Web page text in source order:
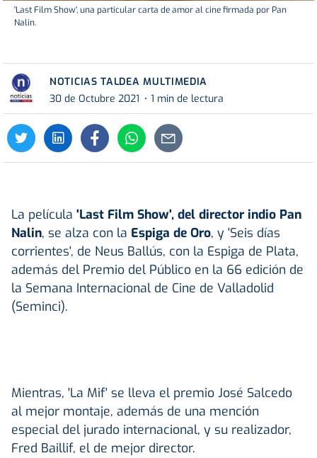
'Last Film Show', una particular carta de amor al cine firmada por Pan
Nalin.
NOTICIAS TALDEA MULTIMEDIA
30 de Octubre 2021
1 min de lectura
La película 'Last Film Show', del director indio Pan
Nalin, se alza con la Espiga de Oro, y 'Seis días
corrientes', de Neus Ballús, con la Espiga de Plata,
además del Premio del Público en la 66 edición de
la Semana Internacional de Cine de Valladolid
(Seminci).
Mientras, 'La Mif' se lleva el premio José Salcedo
al mejor montaje, además de una mención
especial del jurado internacional, y su realizador,
Fred Baillif, el de mejor director.